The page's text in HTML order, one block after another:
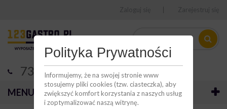
Polityka Prywatności
Informujemy, że na swojej stronie www
stosujemy pliki cookies (tzw. ciasteczka), aby
zwiększyć komfort korzystania z naszych usług
i zoptymalizować naszą witrynę.
736 123 123
MENU